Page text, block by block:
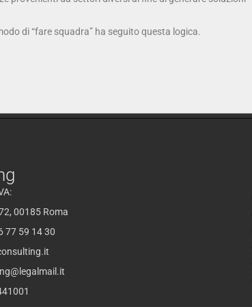
di “fare squadra” ha seguito questa logica.
00185 Roma
77 59 14 30